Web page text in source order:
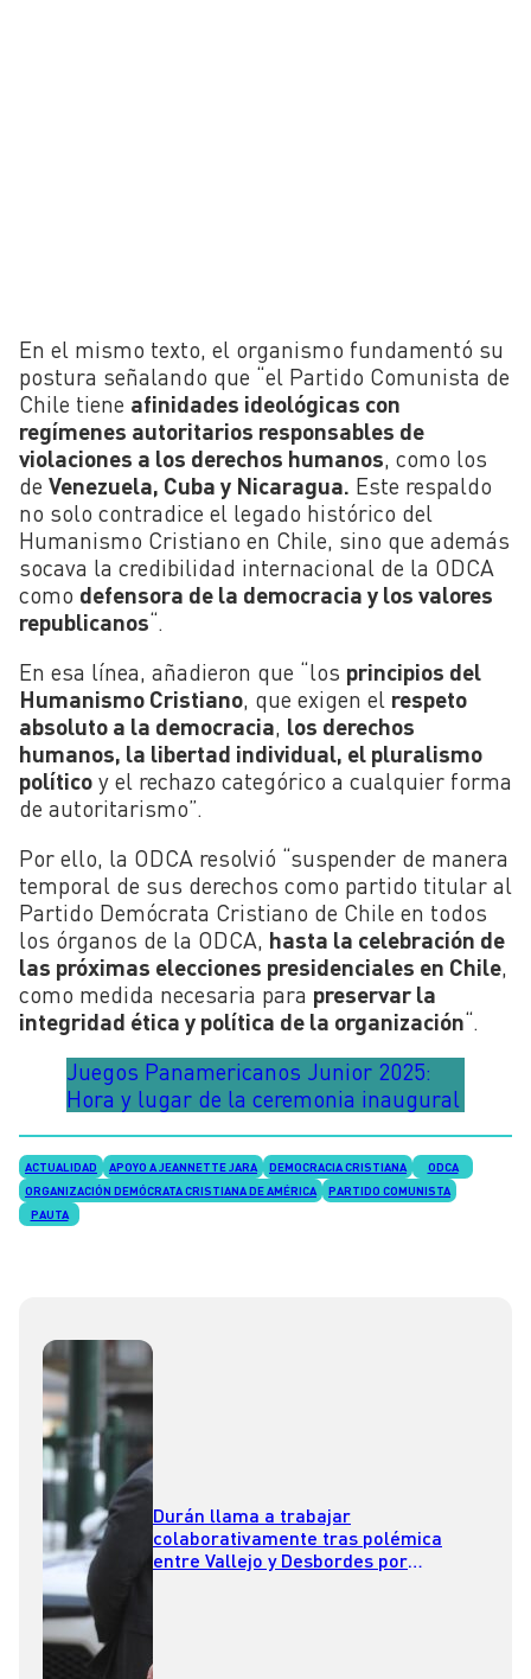
En el mismo texto, el organismo fundamentó su
postura señalando que “el Partido Comunista de
Chile tiene afinidades ideológicas con
regímenes autoritarios responsables de
violaciones a los derechos humanos, como los
de Venezuela, Cuba y Nicaragua. Este respaldo
no solo contradice el legado histórico del
Humanismo Cristiano en Chile, sino que además
socava la credibilidad internacional de la ODCA
como defensora de la democracia y los valores
republicanos“.
En esa línea, añadieron que “los principios del
Humanismo Cristiano, que exigen el respeto
absoluto a la democracia, los derechos
humanos, la libertad individual, el pluralismo
político y el rechazo categórico a cualquier forma
de autoritarismo”.
Por ello, la ODCA resolvió “suspender de manera
temporal de sus derechos como partido titular al
Partido Demócrata Cristiano de Chile en todos
los órganos de la ODCA, hasta la celebración de
las próximas elecciones presidenciales en Chile,
como medida necesaria para preservar la
integridad ética y política de la organización“.
Juegos Panamericanos Junior 2025:
Hora y lugar de la ceremonia inaugural
ACTUALIDAD APOYO A JEANNETTE JARA DEMOCRACIA CRISTIANA
ODCA
ORGANIZACIÓN DEMÓCRATA CRISTIANA DE AMÉRICA
PARTIDO COMUNISTA
PAUTA
Durán llama a trabajar
colaborativamente tras polémica
entre Vallejo y Desbordes por